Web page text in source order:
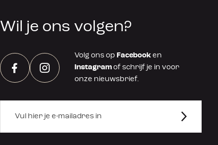
Wil je ons volgen?
FacebookInstagram
Volg ons op Facebook en
Instagram of schrijf je in voor
onze nieuwsbrief.